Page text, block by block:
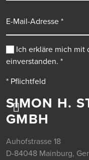
SIMON H.
GMBH
Auhofstrasse 18
D-84048 Mainburg,
Ich erkläre mich mit
einverstanden. *
* Pflichtfeld